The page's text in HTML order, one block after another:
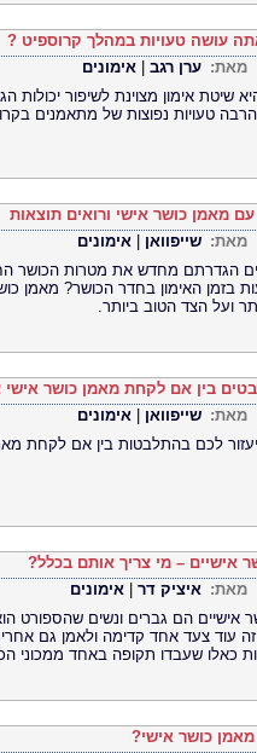
עושה טעויות במהלך קרוספיט ?
מאת: ערן רגב
אימונים
שיטת אימון מצוינת לשיפור יכולות
הרבה טעויות נפוצות של מתאמנים
מאמן כושר אישי ורואים תוצאות
מאת: שייפוואן
אימונים
הגדרתם מחדש את מטרות הכושר
בזמן האימון בחדר הכושר? מאמן
ועל הצד הטוב ביותר.
בין אם לקחת מאמן כושר
מאת: שייפוואן
אימונים
לכם בהתלבטות בין אם לקחת
אישיים – מי צריך אותם בכלל?
מאת: איציק דר
אימונים
אישיים הם גברים ונשים שהספורט
עוד צעד אחד קדימה ולאמן גם
כאלו שעבדו תקופה באחד ממכוני
כושר אישי?